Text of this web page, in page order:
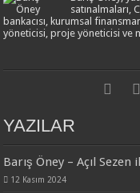
Bloomberg HT - 7 Ocak
satınalmaları,
bankacısı, kurumsal
yöneticisi, proje yöneticisi ve
YAZILAR
Barış Öney – Açıl
12 Kasım 2024